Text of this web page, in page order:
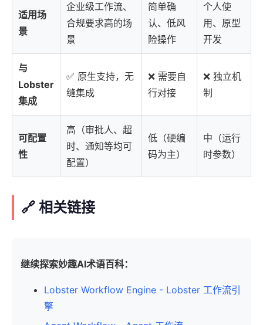
适用场
景
企业级工作流、
合规要求高的场
景
简单确
认、低风
险操作
个人使
用、原型
开发
与
Lobster
集成
✅ 原生支持，无
缝集成
❌ 需要自
行对接
❌ 独立机
制
可配置
性
高（审批人、超
时、通知等均可
配置）
低（硬编
码为主）
中（运行
时参数）
🔗 相关链接
继续探索妙趣AI术语百科：
Lobster Workflow Engine - Lobster 工作流引
擎